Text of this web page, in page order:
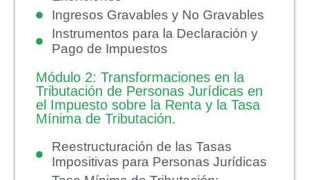
Ingresos Gravables y No Gravables
Instrumentos para la Declaración y
Pago de Impuestos
Módulo 2: Transformaciones en la
Tributación de Personas Jurídicas en
el Impuesto sobre la Renta y la Tasa
Mínima de Tributación.
Reestructuración de las Tasas
Impositivas para Personas Jurídicas